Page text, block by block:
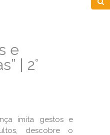
e
| 2°
imita gestos e
descobre o